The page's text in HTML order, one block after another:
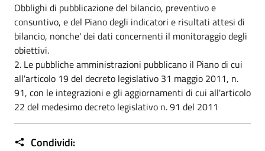
Obblighi di pubblicazione del bilancio, preventivo e
consuntivo, e del Piano degli indicatori e risultati attesi di
bilancio, nonche' dei dati concernenti il monitoraggio degli
obiettivi.
2. Le pubbliche amministrazioni pubblicano il Piano di cui
all'articolo 19 del decreto legislativo 31 maggio 2011, n.
91, con le integrazioni e gli aggiornamenti di cui all'articolo
22 del medesimo decreto legislativo n. 91 del 2011
Condividi: